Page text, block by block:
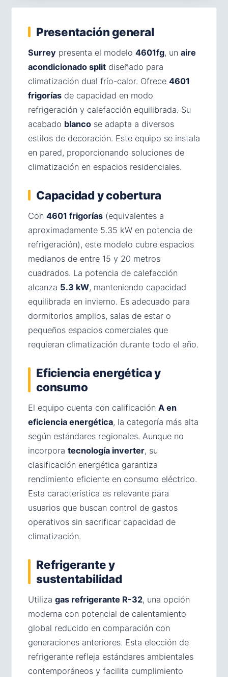
Presentación general
Surrey presenta el modelo 4601fg, un aire
acondicionado split diseñado para
climatización dual frío-calor. Ofrece 4601
frigorías de capacidad en modo
refrigeración y calefacción equilibrada. Su
acabado blanco se adapta a diversos
estilos de decoración. Este equipo se instala
en pared, proporcionando soluciones de
climatización en espacios residenciales.
Capacidad y cobertura
Con 4601 frigorías (equivalentes a
aproximadamente 5.35 kW en potencia de
refrigeración), este modelo cubre espacios
medianos de entre 15 y 20 metros
cuadrados. La potencia de calefacción
alcanza 5.3 kW, manteniendo capacidad
equilibrada en invierno. Es adecuado para
dormitorios amplios, salas de estar o
pequeños espacios comerciales que
requieran climatización durante todo el año.
Eficiencia energética y
consumo
El equipo cuenta con calificación A en
eficiencia energética, la categoría más alta
según estándares regionales. Aunque no
incorpora tecnología inverter, su
clasificación energética garantiza
rendimiento eficiente en consumo eléctrico.
Esta característica es relevante para
usuarios que buscan control de gastos
operativos sin sacrificar capacidad de
climatización.
Refrigerante y
sustentabilidad
Utiliza gas refrigerante R-32, una opción
moderna con potencial de calentamiento
global reducido en comparación con
generaciones anteriores. Esta elección de
refrigerante refleja estándares ambientales
contemporáneos y facilita cumplimiento